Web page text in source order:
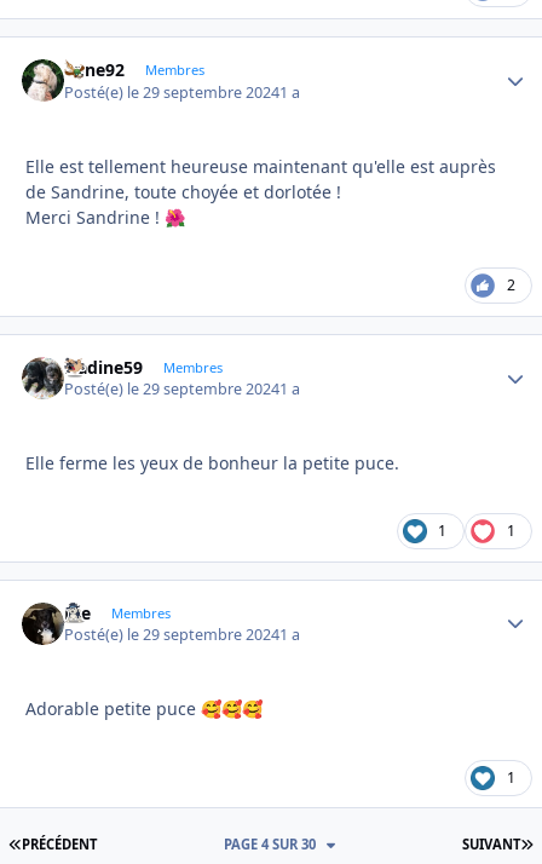
anne92 Membres
Posté(e) le 29 septembre 20241 a
Elle est tellement heureuse maintenant qu'elle est auprès
de Sandrine, toute choyée et dorlotée !
Merci Sandrine ! 🌺
2
Nadine59 Membres
Posté(e) le 29 septembre 20241 a
Elle ferme les yeux de bonheur la petite puce.
1 1
Joe Membres
Posté(e) le 29 septembre 20241 a
Adorable petite puce 🥰🥰🥰
1
PREMIÈRE PAGE
PRÉCÉDENT SUIVANT
PAGE 4 SUR 30